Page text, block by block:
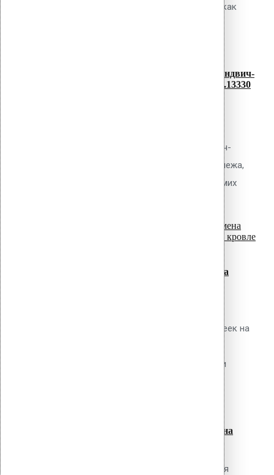
профилированного стального листа, как
Коррозионная стойкость крепежа сэндвич-
панелей: выбор покрытия по СП 28.13330
самонарезающих винтов для сэндвич-
панелей обеспечит срок службы крепежа,
сопоставимый со сроком службы самих
Ремонт и замена прижимных реек на
Обсуждаемый вопрос Как выполнить
диагностику состояния прижимных реек на
необходимость их замены и провести
Испытания крепежа ПВХ мембран на
Обсуждаемый вопрос Как проводятся